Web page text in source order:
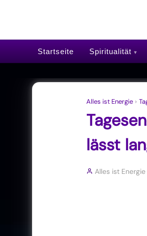
Startseite Spiritualität
Alles ist Energie ›
lässt
Alles ist Energie